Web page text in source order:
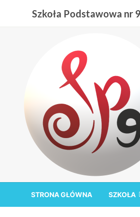
treści
Szkoła Podstawowa nr
Szkoła
STRONA GŁÓWNA SZKOŁA